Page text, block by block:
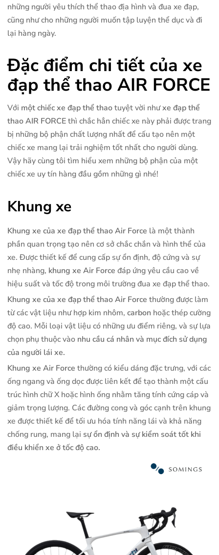
những người yêu thích thể thao địa hình và đua xe đạp,
cũng như cho những người muốn tập luyện thể dục và đi
lại hàng ngày.
Đặc điểm chi tiết của xe
đạp thể thao AIR FORCE
Với một chiếc xe đạp thể thaotuyệt vời nhưxe đạp thể
thao AIR FORCEthì chắc hẳn chiếc xe này phải được trang
bị những bộ phận chất lượng nhất để cấu tạo nên một
chiếc xe mang lại trải nghiệm tốt nhất cho người dùng.
Vậy hãy cùng tôi tìm hiểu xem những bộ phận của một
chiếc xe uy tín hàng đầu gồm những gì nhé!
Khung xe
Khung xe của xe đạp thể thao Air Force là một thành
phần quan trọng tạo nên cơ sở chắc chắn và hình thể của
xe. Được thiết kế để cung cấp sự ổn định, độ cứng và sự
nhẹ nhàng, khung xe Air Force đáp ứng yêu cầu cao về
hiệu suất và tốc độ trong môi trường đua xe đạp thể thao.
Khung xe của xe đạp thể thao Air Force thường được làm
từ các vật liệu như hợp kim nhôm, carbon hoặc thép cường
độ cao. Mỗi loại vật liệu có những ưu điểm riêng, và sự lựa
chọn phụ thuộc vào nhu cầu cá nhân và mục đích sử dụng
của người lái xe.
Khung xe Air Force thường có kiểu dáng đặc trưng, với các
ống ngang và ống dọc được liên kết để tạo thành một cấu
trúc hình chữ X hoặc hình ống nhằm tăng tính cứng cáp và
giảm trọng lượng. Các đường cong và góc cạnh trên khung
xe được thiết kế để tối ưu hóa tính năng lái và khả năng
chống rung, mang lại sự ổn định và sự kiểm soát tốt khi
điều khiển xe ở tốc độ cao.